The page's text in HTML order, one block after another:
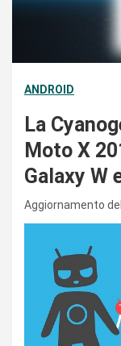
ANDROID
La
Moto X
Galaxy W
Aggiornamento